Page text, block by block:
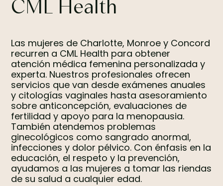
CML Health
Las mujeres de Charlotte, Monroe y Concord
recurren a CML Health para obtener
atención médica femenina personalizada y
experta. Nuestros profesionales ofrecen
servicios que van desde exámenes anuales
y citologías vaginales hasta asesoramiento
sobre anticoncepción, evaluaciones de
fertilidad y apoyo para la menopausia.
También atendemos problemas
ginecológicos como sangrado anormal,
infecciones y dolor pélvico. Con énfasis en la
educación, el respeto y la prevención,
ayudamos a las mujeres a tomar las riendas
de su salud a cualquier edad.